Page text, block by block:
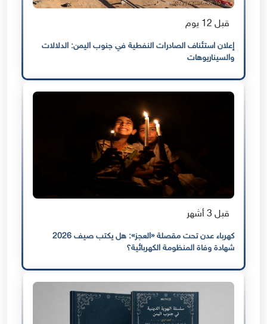
قبل 12 يوم
إعلان استئناف الصادرات النفطية في جنوب اليمن: الدلالات
والسيناريوهات
قبل 3 أشهر
كهرباء عدن تحت مقصلة «العجز»: هل يكتب صيف 2026
شهادة وفاة المنظومة الكهربائية؟